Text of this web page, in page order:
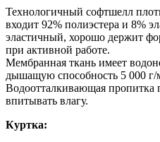
Технологичный софтшелл
входит 92% полиэстера и 8%
эластичный, хорошо держит
при активной работе.
Мембранная ткань имеет
дышащую способность 5 000 г/
Водоотталкивающая пропитка
впитывать влагу.
Куртка: